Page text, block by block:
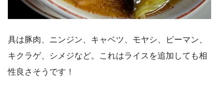
具は豚肉、ニンジン、キャベツ、モヤシ、ピーマン、
キクラゲ、シメジなど。これはライスを追加しても相
性良さそうです！